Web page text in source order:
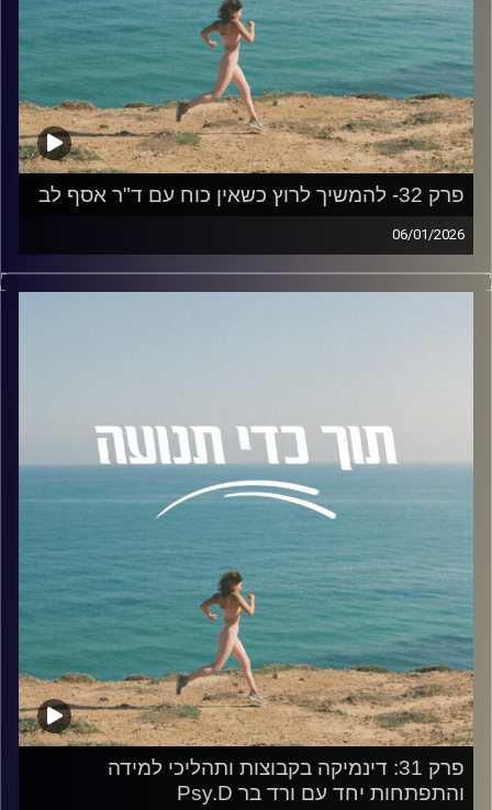
בפרק דיברנו על:
הביולוגיה של תחושת הבטן
אינטואיציה מול פחד
הקשר שבין הגוף לתודעה
האם אינטואיציה היא כישרון שנולדים איתו, או שאולי
מדובר בשריר שאפשר לאמן?
עד כמה באמת כדאי לנו להישען עליה כשאנחנו
מקבלים החלטות חשובות בחיים?
האם באמת "אמא תמיד יודעת"?
קרדיט תמונות:AudioVersity
פרק 32- להמשיך לרוץ כשאין כוח עם ד"ר אסף לב
06/01/2026
בפרק של היום אנחנו צוללים לרגע שבו הגוף מבקש לעצור,
הראש מתווכח, והלב… ממשיך לרוץ. אנחנו יוצאים למסע
ספורט, חוקר מאמץ גופני וביצועים ספורטיביים. סגן דיקן
למחקר ומרצה בחוג לספורטתרפיה בפקולטה למקצועות
הבריאות, הקריה האקדמית אונו, ומרצה באוניברסיטת רייכמן.
בפרק בחנו את המושג "לימינליות", אותו מרחב של "בין לבין",
וניסינו להסביר את החוויה התודעתית שרצים רבים מכירים אך
לא תמיד יודעים לקרוא לה בשם.
נגענו גם בחיבור המורכב שבין עונג לכאב: למה עבור רצים
מסוימים הכאב הופך להוכחה ולמשמעות, בעוד שעבור אחרים
הוא רק מחסום שצריך לעבור? דיברנו על ההבדל שבין
מוטיבציה פנימית לחיצונית ועל הכוח של קבוצת הריצה לייצר
תחושת שייכות עמוקה, לפעמים אפילו בלי מילים.
לבסוף, בחנו את הריצה כמפגש עם עצמנו.
שאלנו מהי המתנה הגדולה ביותר שהריצה מעניקה לנו, ואיך היא
הופכת לכלי שמרחיב את החיים שלנו ולא רק כזה שמשפר את
הכושר הגופני.
פרק 31: דינמיקה בקבוצות ותהליכי למידה
והתפתחות יחד עם ורד בר Psy.D